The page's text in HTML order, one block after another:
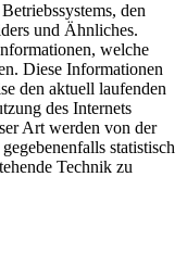
den
und Ähnliches.
welche
Diese Informationen
den aktuell laufenden
des Internets
Art werden von der
statistisch
Technik zu